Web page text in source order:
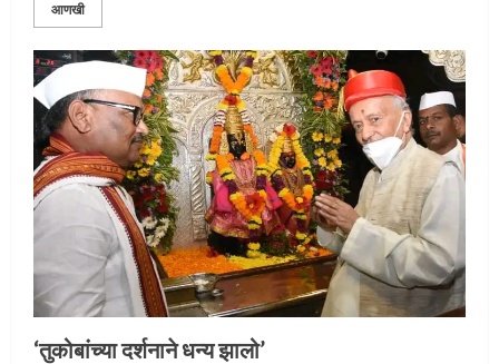
आणखी
‘तुकोबांच्या दर्शनाने धन्य झालो’